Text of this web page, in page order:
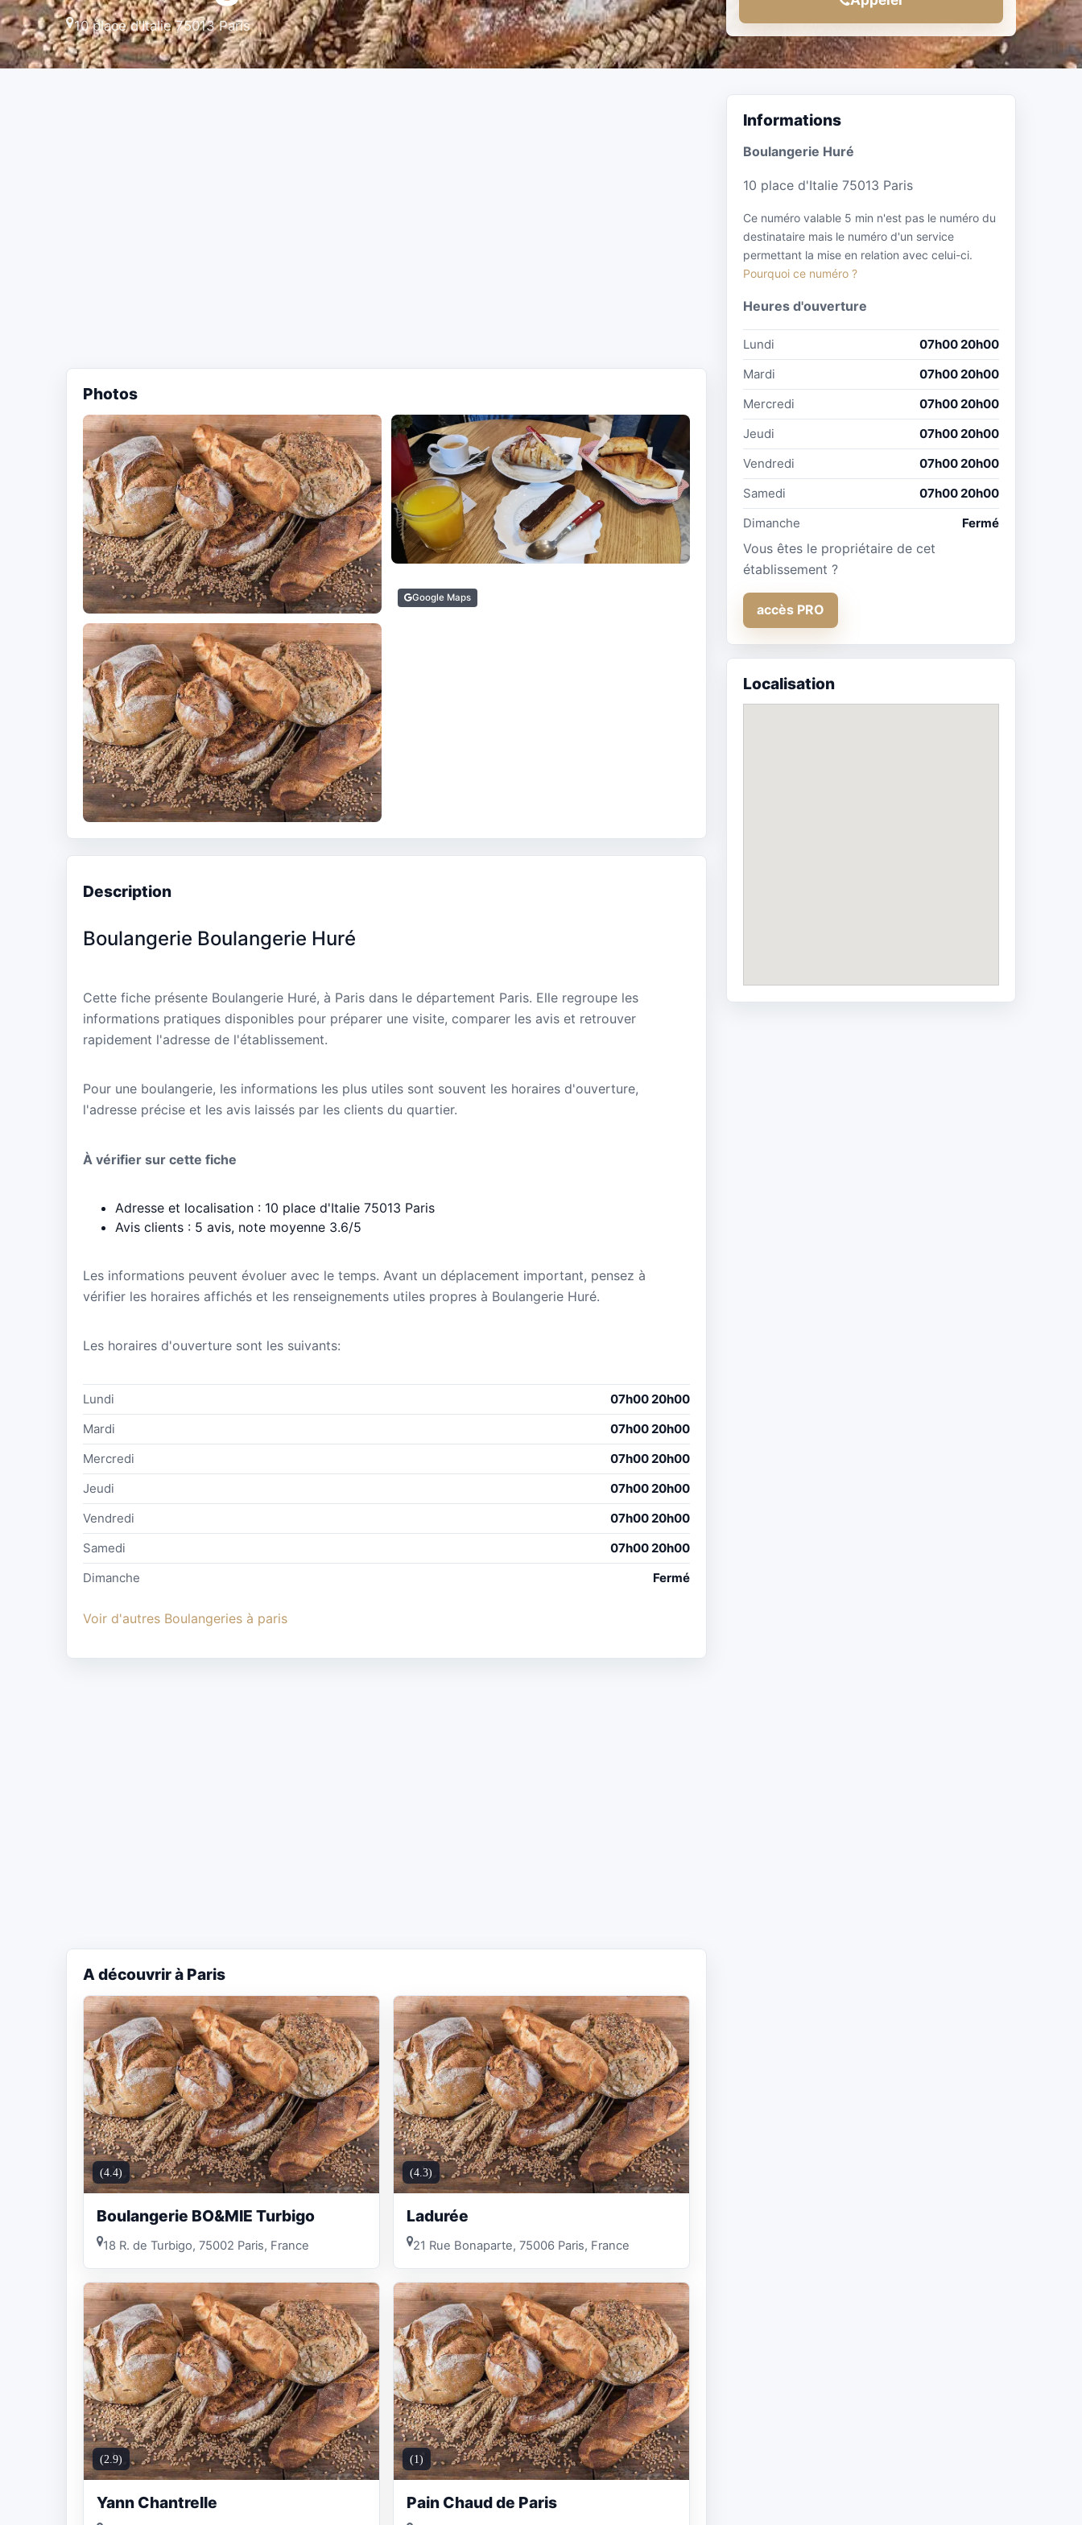
10 place d'Italie 75013 Paris
Photos
Google Maps
Description
Boulangerie Boulangerie Huré
Cette fiche présente Boulangerie Huré, à Paris dans le département Paris. Elle regroupe les
informations pratiques disponibles pour préparer une visite, comparer les avis et retrouver
rapidement l'adresse de l'établissement.
Pour une boulangerie, les informations les plus utiles sont souvent les horaires d'ouverture,
l'adresse précise et les avis laissés par les clients du quartier.
À vérifier sur cette fiche
Adresse et localisation : 10 place d'Italie 75013 Paris
Avis clients : 5 avis, note moyenne 3.6/5
Les informations peuvent évoluer avec le temps. Avant un déplacement important, pensez à
vérifier les horaires affichés et les renseignements utiles propres à Boulangerie Huré.
Les horaires d'ouverture sont les suivants:
Lundi
07h00 20h00
Mardi
07h00 20h00
Mercredi
07h00 20h00
Jeudi
07h00 20h00
Vendredi
07h00 20h00
Samedi
07h00 20h00
Dimanche
Fermé
Voir d'autres Boulangeries à paris
A découvrir à Paris
(4.4)
Boulangerie BO&MIE Turbigo
18 R. de Turbigo, 75002 Paris, France
(4.3)
Ladurée
21 Rue Bonaparte, 75006 Paris, France
(2.9)
Yann Chantrelle
(1)
Pain Chaud de Paris
Informations
Boulangerie Huré
10 place d'Italie 75013 Paris
Ce numéro valable 5 min n'est pas le numéro du
destinataire mais le numéro d'un service
permettant la mise en relation avec celui-ci.
Pourquoi ce numéro ?
Heures d'ouverture
Lundi
07h00 20h00
Mardi
07h00 20h00
Mercredi
07h00 20h00
Jeudi
07h00 20h00
Vendredi
07h00 20h00
Samedi
07h00 20h00
Dimanche
Fermé
Vous êtes le propriétaire de cet
établissement ?
accès PRO
Localisation